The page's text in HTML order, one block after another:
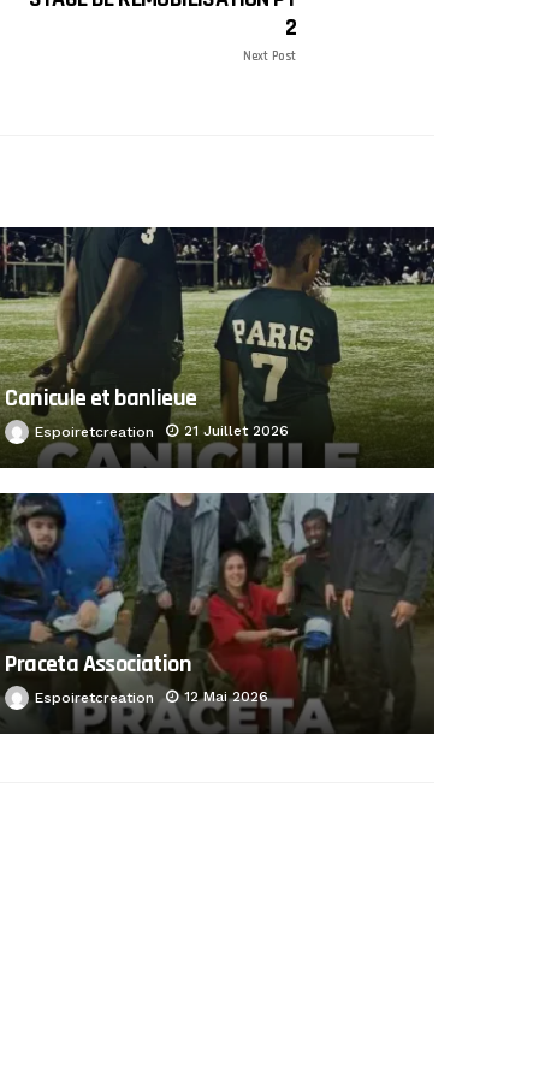
2
Next Post
Canicule et banlieue
Espoiretcreation 21 Juillet 2026
Praceta Association
Espoiretcreation 12 Mai 2026